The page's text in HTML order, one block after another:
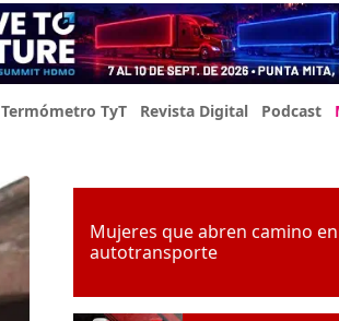
Termómetro TyT Revista Digital Podcast
Mujeres que abren camino
autotransporte